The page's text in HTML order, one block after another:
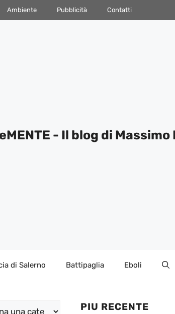
Ambiente Pubblicità Contatti
- Il blog di Massimo
di Salerno Battipaglia Eboli
PIU RECENTE